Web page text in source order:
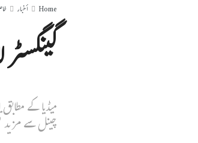
Home أخبار
میڈیا کے
چینل سے